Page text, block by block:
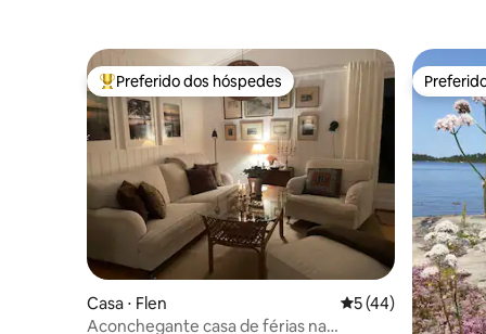
Entre os melhores preferidos dos hóspedes
Preferido dos hóspedes
Casa ⋅ Flen 5 de uma
5 (44)
Aconchegante casa de férias na